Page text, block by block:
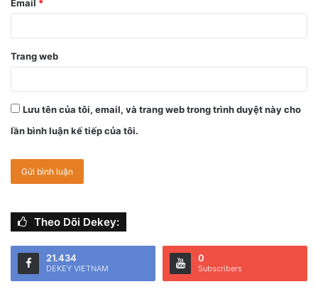
Email *
Trang web
Lưu tên của tôi, email, và trang web trong trình duyệt này cho
lần bình luận kế tiếp của tôi.
Theo Dõi Dekey:
21.434
DEKEY VIETNAM
0
Subscribers